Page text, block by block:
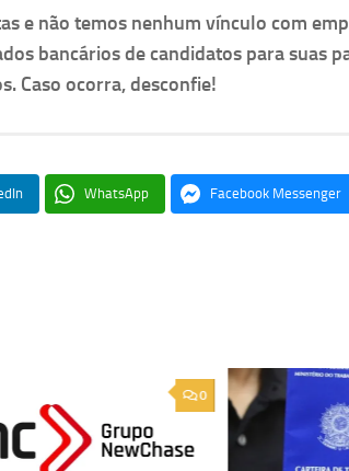
e não temos nenhum vínculo com
bancários de candidatos para suas
Caso ocorra, desconfie!
WhatsApp Facebook Messenger
0